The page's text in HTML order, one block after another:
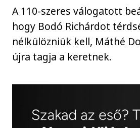
A 110-szeres válogatott
hogy Bodó Richárdot
nélkülözniük kell, Máthé
újra tagja a keretnek.